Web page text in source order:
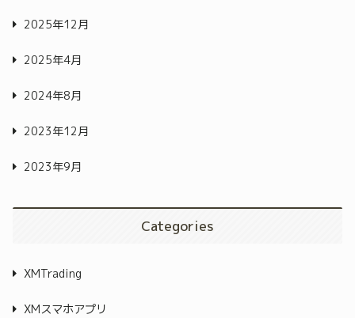
2025年12月
2025年4月
2024年8月
2023年12月
2023年9月
Categories
XMTrading
XMスマホアプリ